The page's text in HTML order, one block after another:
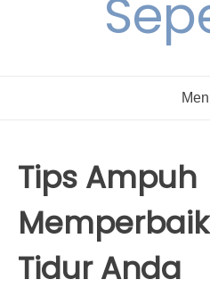
Tips Ampuh
Tidur Anda